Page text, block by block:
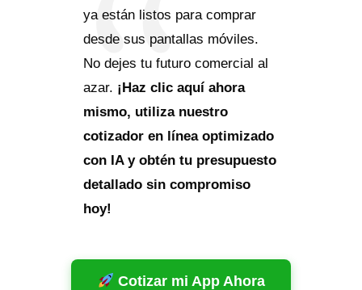
ya están listos para comprar
desde sus pantallas móviles.
No dejes tu futuro comercial al
azar. ¡Haz clic aquí ahora
mismo, utiliza nuestro
cotizador en línea optimizado
con IA y obtén tu presupuesto
detallado sin compromiso
hoy!
Cotizar mi App Ahora